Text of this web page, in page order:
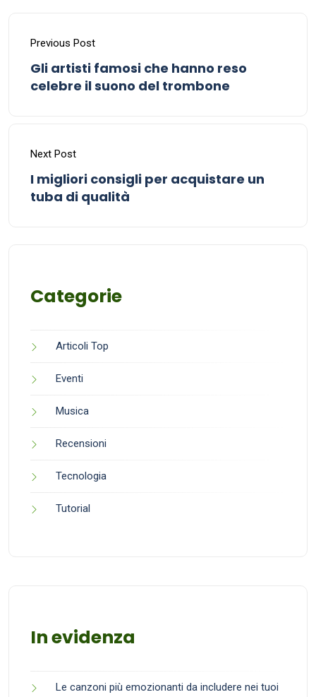
Previous Post
Gli artisti famosi che hanno reso
celebre il suono del trombone
Next Post
I migliori consigli per acquistare un
tuba di qualità
Categorie
Articoli Top
Eventi
Musica
Recensioni
Tecnologia
Tutorial
In evidenza
Le canzoni più emozionanti da includere nei tuoi